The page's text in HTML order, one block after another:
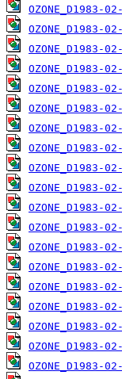
OZONE_D1983-
OZONE_D1983-
OZONE_D1983-
OZONE_D1983-
OZONE_D1983-
OZONE_D1983-
OZONE_D1983-
OZONE_D1983-
OZONE_D1983-
OZONE_D1983-
OZONE_D1983-
OZONE_D1983-
OZONE_D1983-
OZONE_D1983-
OZONE_D1983-
OZONE_D1983-
OZONE_D1983-
OZONE_D1983-
OZONE_D1983-